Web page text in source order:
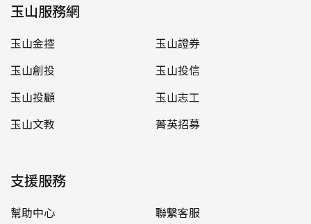
玉山服務網
玉山金控
玉山證券
玉山創投
玉山投信
玉山投顧
玉山志工
玉山文教
菁英招募
支援服務
幫助中心
聯繫客服